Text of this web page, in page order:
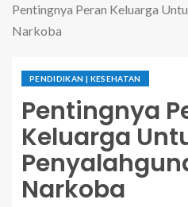
Pentingnya Peran Keluarga
Narkoba
PENDIDIKAN | KESEHATAN
Pentingnya
Keluarga
Narkoba